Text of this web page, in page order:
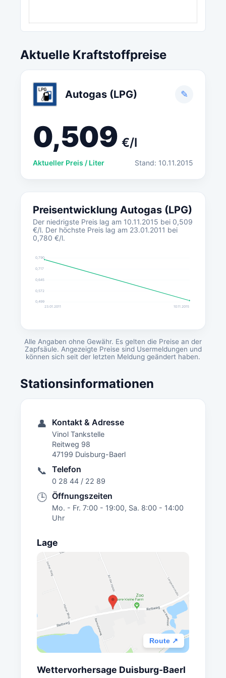
Aktuelle Kraftstoffpreise
Autogas (LPG) ✎
0,509 €/l
Aktueller Preis / Liter Stand: 10.11.2015
Preisentwicklung Autogas (LPG)
Der niedrigste Preis lag am 10.11.2015 bei 0,509
€/l. Der höchste Preis lag am 23.01.2011 bei
0,780 €/l.
0,499
0,572
0,645
0,717
0,790
23.01.2011 10.11.2015
Alle Angaben ohne Gewähr. Es gelten die Preise an der
Zapfsäule. Angezeigte Preise sind Usermeldungen und
können sich seit der letzten Meldung geändert haben.
Stationsinformationen
👤 Kontakt & Adresse
Vinol Tankstelle
Reitweg 98
47199 Duisburg-Baerl
📞 Telefon
0 28 44 / 22 89
🕒 Öffnungszeiten
Mo. - Fr. 7:00 - 19:00, Sa. 8:00 - 14:00
Uhr
Lage
Route ↗
Wettervorhersage Duisburg-Baerl